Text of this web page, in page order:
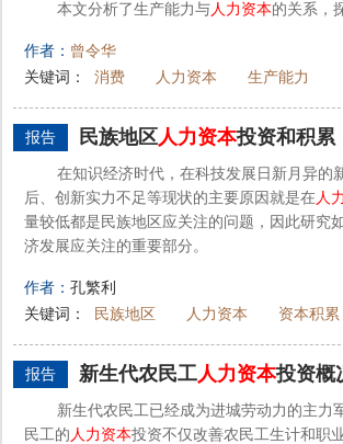
本文分析了生产能力与人力资本的关系，
作者： 曾令华
关键词：
消费 人力资本 生产能力
报告 民族地区人力资本投资和积累
在知识经济时代，在科技发展日新月异的
后、创新实力不足等现状的主要原因就是在人
量较低都是民族地区应关注的问题，因此研究
济发展应关注的重要部分。
作者： 孔繁利
关键词：
民族地区 人力资本 资本积累
报告 新生代农民工人力资本投资概
新生代农民工已经成为进城劳动力的主力
民工的 人力资本投资不仅改善农民工生计和职